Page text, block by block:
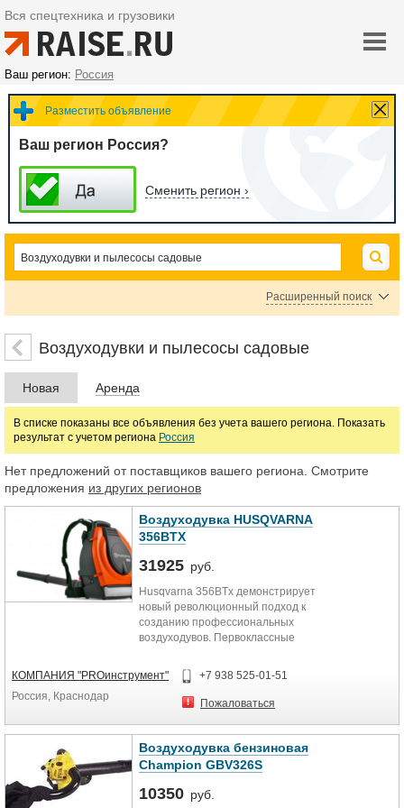
Вся спецтехника и грузовики
Ваш регион: Россия
Разместить объявление
Ваш регион Россия?
Сменить регион ›
Расширенный поиск
Цена
руб.
Марка
Воздуходувки и пылесосы садовые
Новая Аренда
В списке показаны все объявления без учета вашего региона. Показать
результат с учетом региона Россия
Нет предложений от поставщиков вашего региона. Смотрите
предложения из других регионов
Воздуходувка HUSQVARNA
356BTX
31925 руб.
Husqvarna 356BTx демонстрирует
новый революционный подход к
созданию профессиональных
воздуходувов. Первоклассные
тщательно проработанным
двигателем E-TECH® II,
технологиями снижения шума и
расположен на раструбе.
Характеристики двигателя
Рабочий объем цилиндра, куб. см
51,7 см³ Мощность 2,4 кВт
КОМПАНИЯ "PROинструмент"
Россия, Краснодар
+7 938 525-01-51
Пожаловаться
Воздуходувка бензиновая
Champion GBV326S
10350 руб.